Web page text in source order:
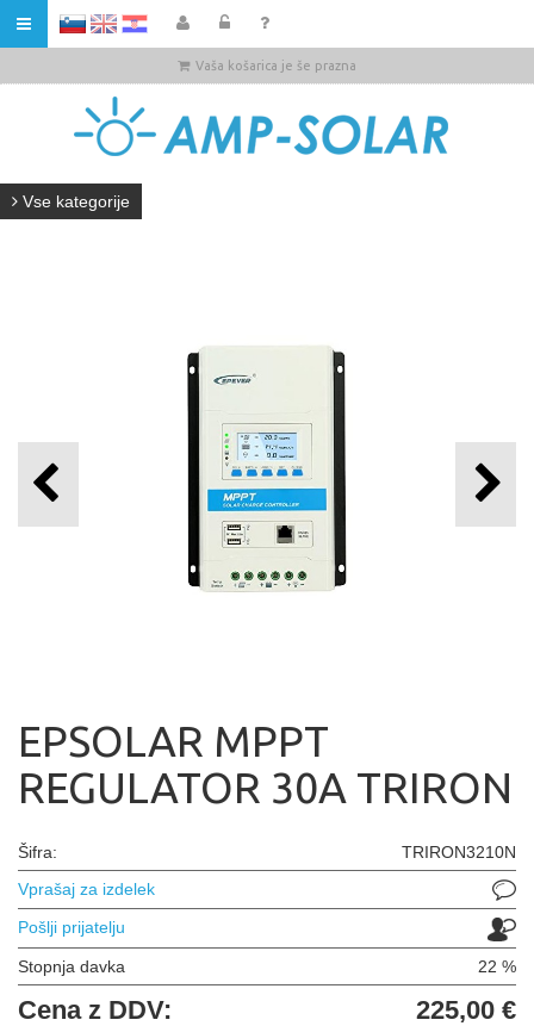
HR
Vaša košarica je še prazna
Vse kategorije
EPSOLAR MPPT
REGULATOR 30A TRIRON
Šifra:
TRIRON3210N
Vprašaj za izdelek
Pošlji prijatelju
Stopnja davka 22 %
Cena z DDV: 225,00 €